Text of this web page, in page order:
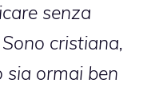
senza
cristiana,
sia ormai ben